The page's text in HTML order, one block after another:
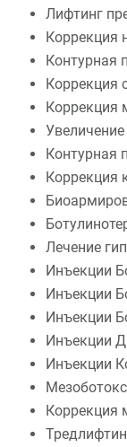
Лифтинг
Коррекция
Контурная
Коррекция
Коррекция
Контурная
Коррекция
Лечение
Инъекции
Инъекции
Инъекции
Инъекции
Инъекции
Мезоботокс
Коррекция